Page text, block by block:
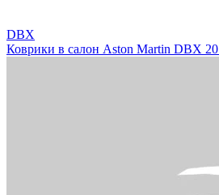
DBX
Коврики в салон Aston Martin DBX